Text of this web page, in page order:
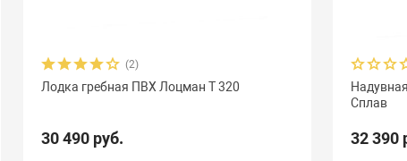
(2)
Лодка гребная ПВХ Лоцман Т 320
30 490 руб.
Сплав
32 390